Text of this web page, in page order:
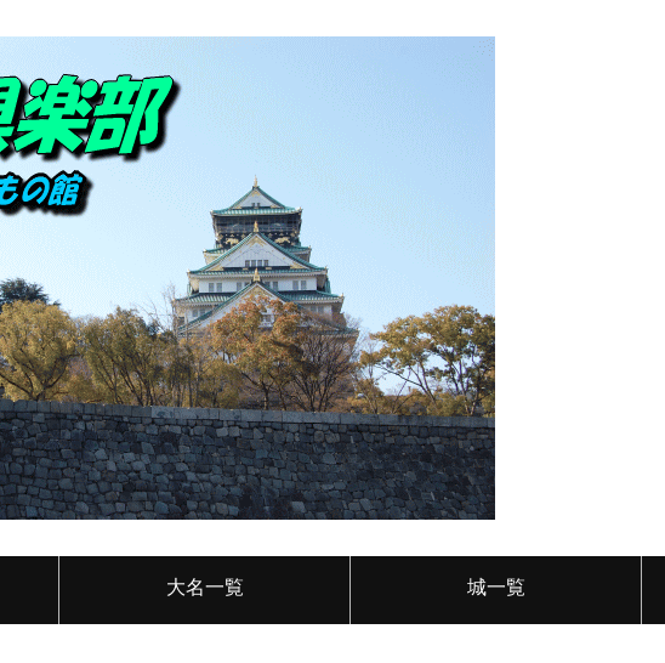
大名一覧 城一覧